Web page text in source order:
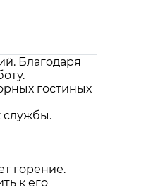
Благодаря
гостиных
службы.
горение.
к его